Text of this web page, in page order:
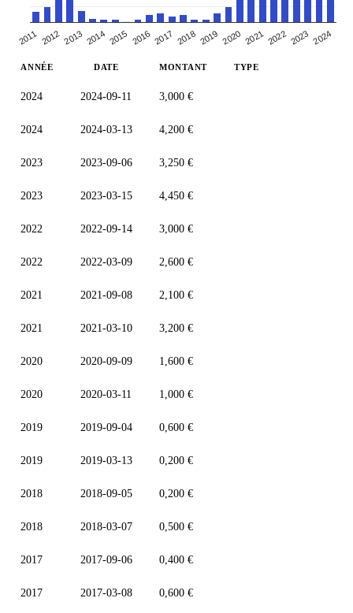
2011 2012 2013 2014 2015 2016 2017 2018 2019 2020 2021 2022 2023 2024
ANNÉE DATE MONTANT TYPE
2024 2024-09-11 3,000 €
2024 2024-03-13 4,200 €
2023 2023-09-06 3,250 €
2023 2023-03-15 4,450 €
2022 2022-09-14 3,000 €
2022 2022-03-09 2,600 €
2021 2021-09-08 2,100 €
2021 2021-03-10 3,200 €
2020 2020-09-09 1,600 €
2020 2020-03-11 1,000 €
2019 2019-09-04 0,600 €
2019 2019-03-13 0,200 €
2018 2018-09-05 0,200 €
2018 2018-03-07 0,500 €
2017 2017-09-06 0,400 €
2017 2017-03-08 0,600 €